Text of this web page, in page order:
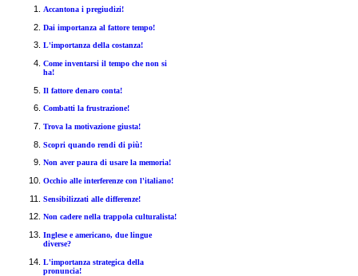
Accantona i pregiudizi!
Dai importanza al fattore tempo!
L'importanza della costanza!
Come inventarsi il tempo che non si
ha!
Il fattore denaro conta!
Combatti la frustrazione!
Trova la motivazione giusta!
Scopri quando rendi di più!
Non aver paura di usare la memoria!
Occhio alle interferenze con l'italiano!
Sensibilizzati alle differenze!
Non cadere nella trappola culturalista!
Inglese e americano, due lingue
diverse?
L'importanza strategica della
pronuncia!